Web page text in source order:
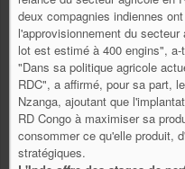
deux compagnies indiennes
l'approvisionnement du
lot est estimé à 400 engins", a-
"Dans sa politique agricole
RDC", a affirmé, pour sa part,
Nzanga, ajoutant que
RD Congo à maximiser sa
consommer ce qu'elle produit,
stratégiques.